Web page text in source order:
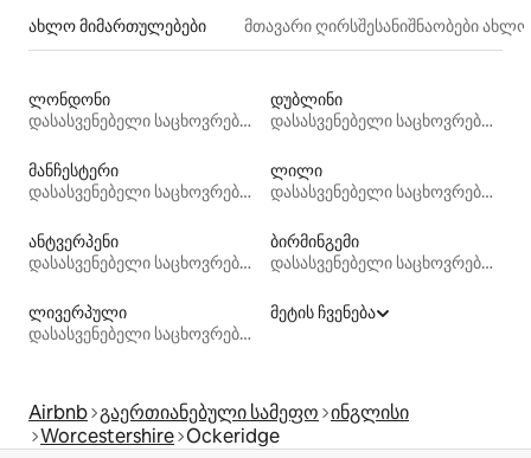
ახლო მიმართულებები მთავარი ღირსშესანიშნაობები
ლონდონი
დასასვენებელი საცხოვრებლები
დუბლინი
დასასვენებელი საცხოვრებლები
მანჩესტერი
დასასვენებელი საცხოვრებლები
ლილი
დასასვენებელი საცხოვრებლები
ანტვერპენი
დასასვენებელი საცხოვრებლები
ბირმინგემი
დასასვენებელი საცხოვრებლები
ლივერპული
დასასვენებელი საცხოვრებლები
მეტის ჩვენება
Airbnb გაერთიანებული სამეფო ინგლისი
Worcestershire Ockeridge